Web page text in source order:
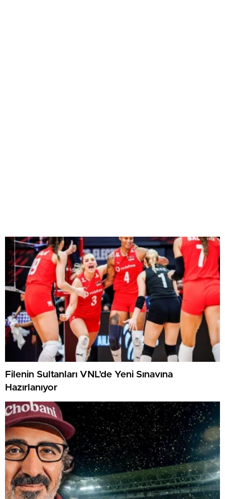
Filenin Sultanları VNL’de Yeni Sınavına
Hazırlanıyor